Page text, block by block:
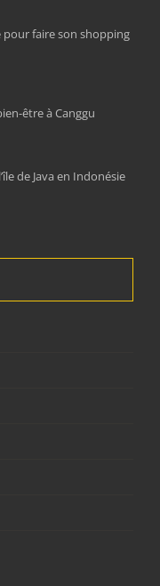
pour faire son shopping
être à Canggu
de Java en Indonésie